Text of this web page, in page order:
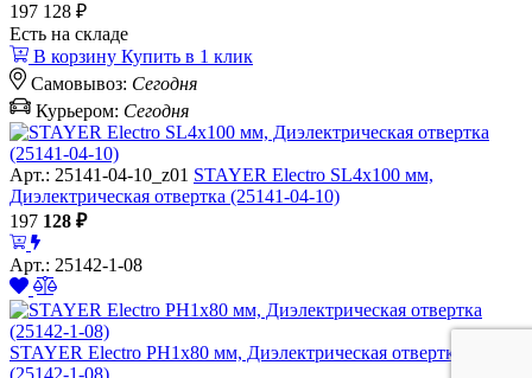
197 128 ₽
Есть на складе
В корзину Купить в 1 клик
Самовывоз: Сегодня
Курьером: Сегодня
Арт.: 25141-04-10_z01 STAYER Electro SL4х100 мм,
Диэлектрическая отвертка (25141-04-10)
197 128 ₽
Арт.: 25142-1-08
STAYER Electro PH1х80 мм, Диэлектрическая отвертка